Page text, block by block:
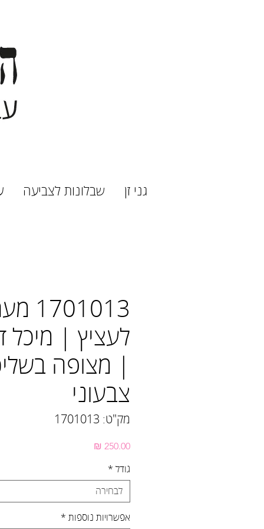
גני זן שבלונות לצביעה
לעציץ | מיכל
| מצופה
צבעוני
מק"ט: 1701013
גודל *
לבחירה
אפשרויות נוספות *